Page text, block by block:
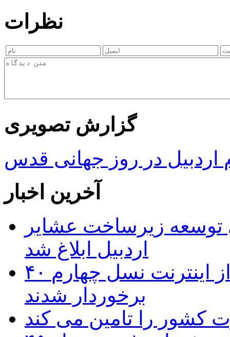
نظرات
گزارش تصویری
در روز جهانی قدس
آخرین اخبار
برای توسعه زیرساخت عشایر
اردبیل ابلاغ شد
۴۰ روستای شهرستان گِرمی از اینترنت نسل چهارم
برخوردار شدند